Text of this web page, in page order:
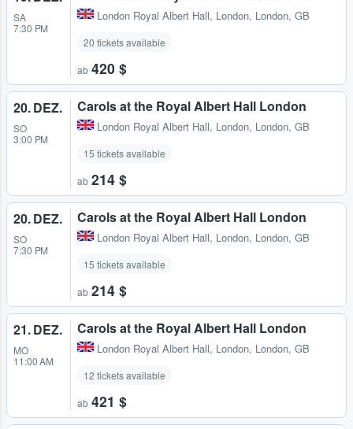
SA
7:30 PM
London Royal Albert Hall, London, London, GB
20 tickets available
ab 420 $
20. DEZ.
SO
3:00 PM
Carols at the Royal Albert Hall London
London Royal Albert Hall, London, London, GB
15 tickets available
ab 214 $
20. DEZ.
SO
7:30 PM
Carols at the Royal Albert Hall London
London Royal Albert Hall, London, London, GB
15 tickets available
ab 214 $
21. DEZ.
MO
11:00 AM
Carols at the Royal Albert Hall London
London Royal Albert Hall, London, London, GB
12 tickets available
ab 421 $